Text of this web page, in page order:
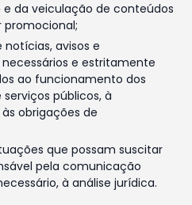
da veiculação de conteúdos
avisos e
e estritamente
ao funcionamento dos
públicos, à
obrigações de
que possam suscitar
pela comunicação
à análise jurídica.